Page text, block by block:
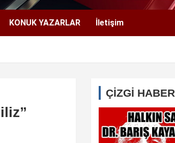
KONUK YAZARLAR İletişim
ÇİZGİ HABER